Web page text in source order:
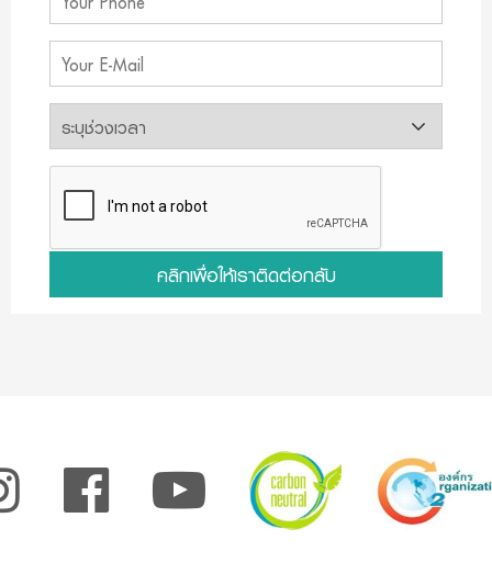
คลิกเพื่อให้เราติดต่อกลับ